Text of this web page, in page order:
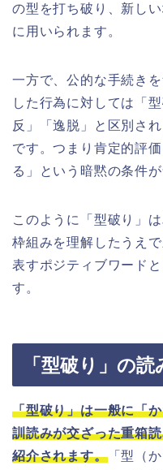
の型を打ち破り、新し
に用いられます。
一方で、公的な手続き
した行為に対しては「
反」「逸脱」と区別さ
です。つまり肯定的評
る」という暗黙の条件
このように「型破り」
枠組みを理解したうえ
表すポジティブワード
す。
「型破り」の
「型破り」は一般に「
訓読みが交ざった重箱
紹介されます。「型（